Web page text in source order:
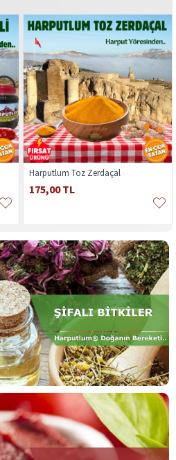
Harputlum Toz Zerdaçal
175,00 TL